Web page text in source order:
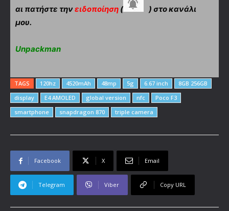
αι πατήστε τηνειδοποίηση (
) στο κανάλι
μου.
Unpackman
TAGS 120hz 4520mAh 48mp 5g 6.67 inch
8GB 256GB
display
E4 AMOLED global version nfc
Poco F3
smartphone
snapdragon 870 triple camera
Facebook X Email
Telegram Viber Copy URL